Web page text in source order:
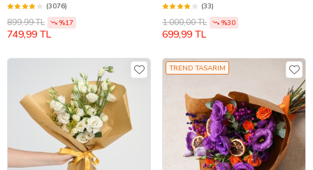
(3076)
899,99 TL %17
749,99 TL
(33)
1.000,00 TL %30
699,99 TL
TREND TASARIM